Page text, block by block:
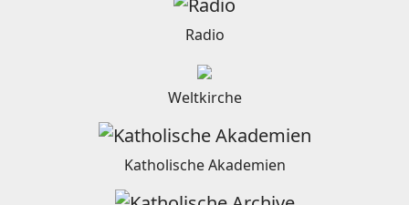
Radio
Weltkirche
Katholische Akademien